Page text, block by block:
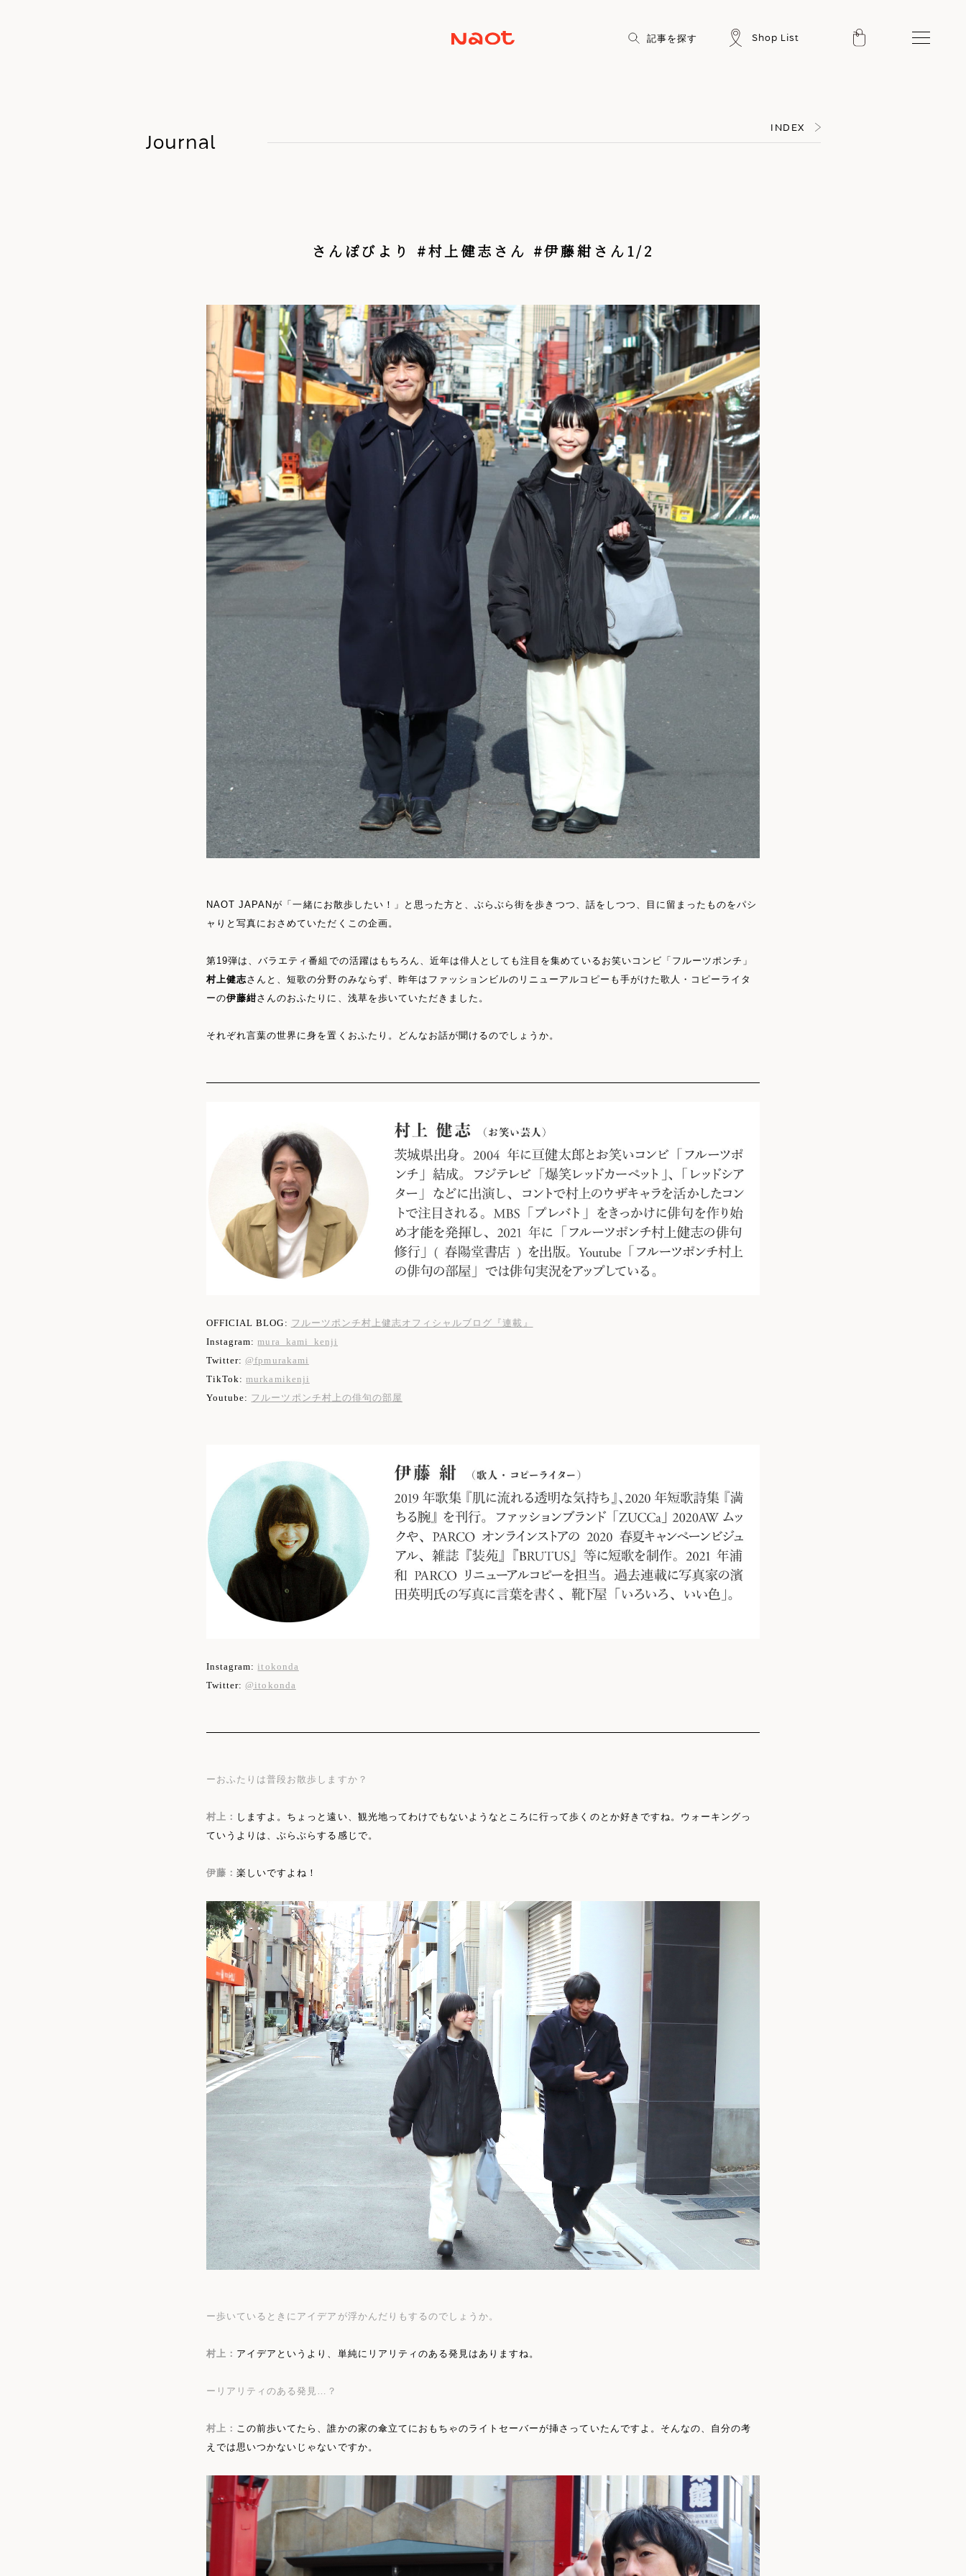
記事を探す Shop List
Journal
INDEX
さんぽびより #村上健志さん #伊藤紺さん1/2
NAOT JAPANが「一緒にお散歩したい！」と思った方と、ぶらぶら街を歩きつつ、話をしつつ、目に留まったものをパシ
ャりと写真におさめていただくこの企画。
第19弾は、バラエティ番組での活躍はもちろん、近年は俳人としても注目を集めているお笑いコンビ「フルーツポンチ」
村上健志さんと、短歌の分野のみならず、昨年はファッションビルのリニューアルコピーも手がけた歌人・コピーライタ
ーの伊藤紺さんのおふたりに、浅草を歩いていただきました。
それぞれ言葉の世界に身を置くおふたり。どんなお話が聞けるのでしょうか。
OFFICIAL BLOG: フルーツポンチ村上健志オフィシャルブログ『連載』
Instagram:mura_kami_kenji
Twitter:@fpmurakami
TikTok:murkamikenji
Youtube: フルーツポンチ村上の俳句の部屋
Instagram: itokonda
Twitter:@itokonda
ーおふたりは普段お散歩しますか？
村上： しますよ。ちょっと遠い、観光地ってわけでもないようなところに行って歩くのとか好きですね。ウォーキングっ
ていうよりは、ぶらぶらする感じで。
伊藤：楽しいですよね！
ー歩いているときにアイデアが浮かんだりもするのでしょうか。
村上： アイデアというより、単純にリアリティのある発見はありますね。
ーリアリティのある発見…？
村上： この前歩いてたら、誰かの家の傘立てにおもちゃのライトセーバーが挿さっていたんですよ。そんなの、自分の考
えでは思いつかないじゃないですか。